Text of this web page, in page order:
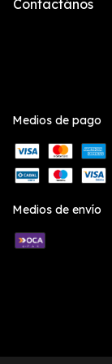
Contactános
Medios de pago
Medios de envío